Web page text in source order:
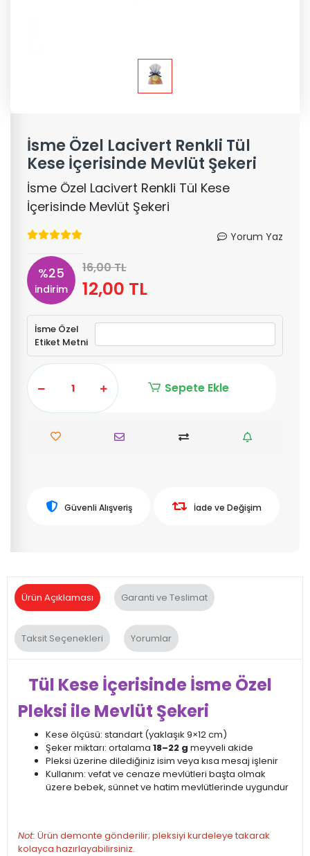
İsme Özel Lacivert Renkli Tül
Kese İçerisinde Mevlüt Şekeri
İsme Özel Lacivert Renkli Tül Kese
İçerisinde Mevlüt Şekeri
Yorum Yaz
%25
indirim
16,00 TL
12,00 TL
İsme Özel
Etiket Metni
Sepete Ekle
Güvenli Alışveriş İade ve Değişim
Ürün Açıklaması Garanti ve Teslimat
Taksit Seçenekleri Yorumlar
Tül Kese İçerisinde İsme Özel
Pleksi ile Mevlüt Şekeri
Kese ölçüsü: standart (yaklaşık 9×12 cm)
Şeker miktarı: ortalama 18–22 g meyveli akide
Pleksi üzerine dilediğiniz isim veya kısa mesaj işlenir
Kullanım: vefat ve cenaze mevlütleri başta olmak
üzere bebek, sünnet ve hatim mevlütlerinde uygundur
Not: Ürün demonte gönderilir; pleksiyi kurdeleye takarak
kolayca hazırlayabilirsiniz.